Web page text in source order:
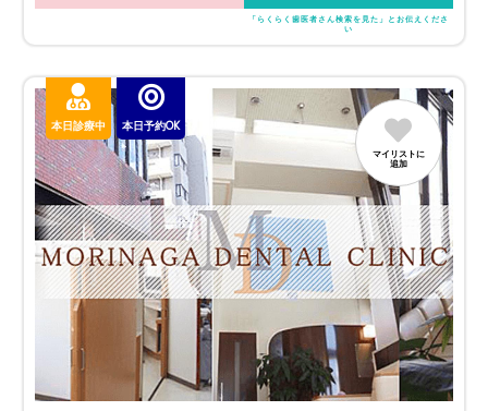
「らくらく歯医者さん検索を見た」とお伝えくださ
い
本日診療中 本日予約OK
マイリストに
追加